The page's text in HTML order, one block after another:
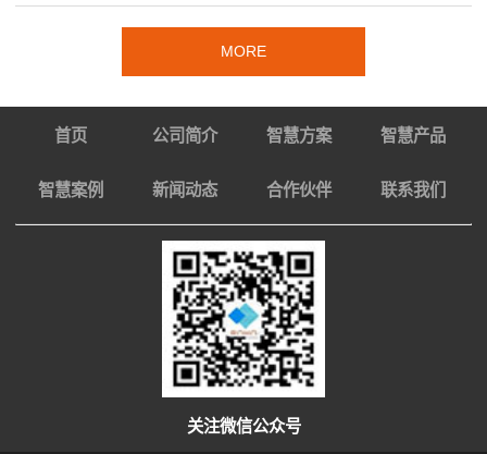
MORE
首页 公司简介 智慧方案 智慧产品
智慧案例 新闻动态 合作伙伴 联系我们
关注微信公众号